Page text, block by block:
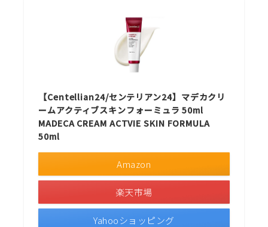
【Centellian24/センテリアン24】マデカクリ
ームアクティブスキンフォーミュラ 50ml
MADECA CREAM ACTVIE SKIN FORMULA
50ml
Amazon
楽天市場
Yahooショッピング